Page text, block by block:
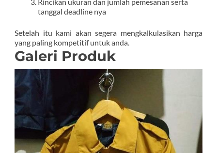
Setelah itu kami akan segera mengkalkulasikan harga
Galeri Produk